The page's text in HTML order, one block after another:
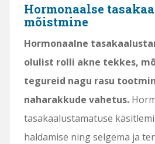
Hormonaalse
mõistmine
Hormonaalne
olulist rolli akne tekkes,
tegureid nagu rasu
naharakkude vahetus.
tasakaalustamatuse
haldamise ning selgema ja